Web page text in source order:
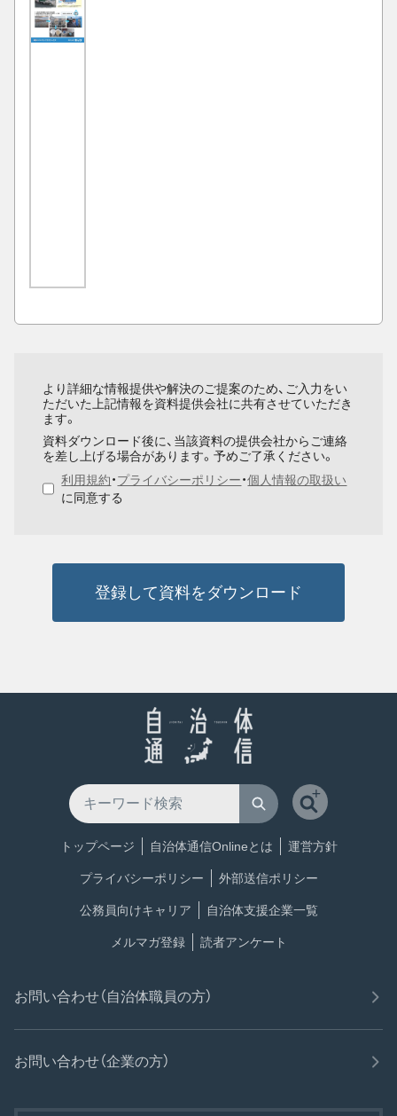
より詳細な情報提供や解決のご提案のため、ご入力をい
ただいた上記情報を資料提供会社に共有させていただき
ます。
資料ダウンロード後に、当該資料の提供会社からご連絡
を差し上げる場合があります。予めご了承ください。
利用規約・プライバシーポリシー・個人情報の取扱い
に同意する
登録して資料をダウンロード
トップページ 自治体通信Onlineとは 運営方針
プライバシーポリシー 外部送信ポリシー
公務員向けキャリア 自治体支援企業一覧
メルマガ登録 読者アンケート
お問い合わせ（自治体職員の方）
お問い合わせ（企業の方）